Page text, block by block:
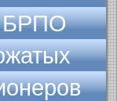
БРПО